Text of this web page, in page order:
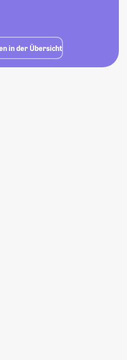
in der Übersicht